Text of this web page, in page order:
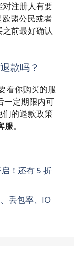
注册人有要
盟公民或者
前最好确认
款吗？
看你购买的服
一定期限内可
的退款政策
服。
！还有 5 折
丢包率、IO